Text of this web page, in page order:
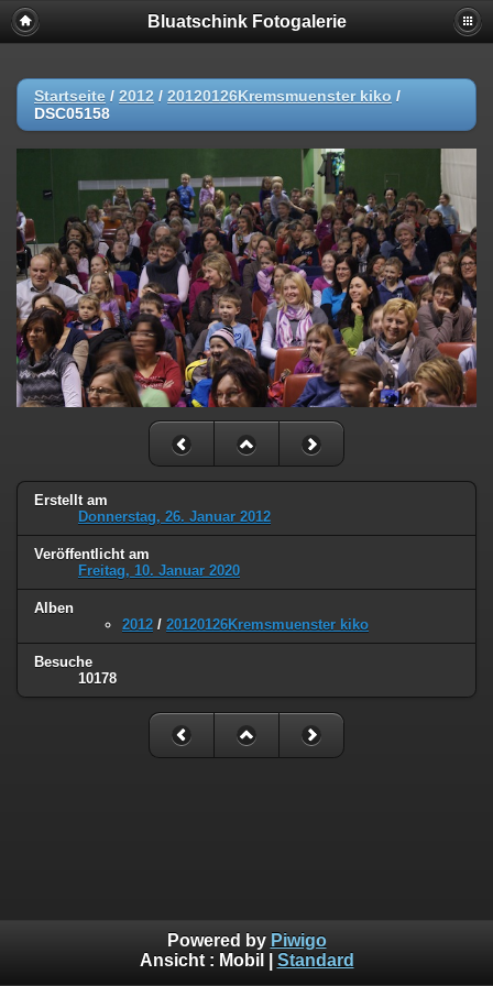
Bluatschink Fotogalerie
Startseite / 2012 / 20120126Kremsmuenster kiko /
DSC05158
Erstellt am
Donnerstag, 26. Januar 2012
Veröffentlicht am
Freitag, 10. Januar 2020
Alben
2012 / 20120126Kremsmuenster kiko
Besuche
10178
Powered by Piwigo
Ansicht : Mobil Standard